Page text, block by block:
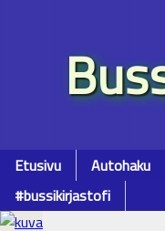
Etusivu Autohaku
#bussikirjastofi